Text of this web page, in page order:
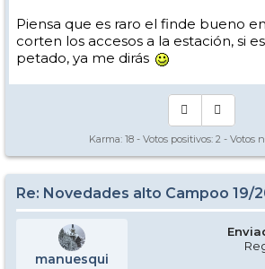
Piensa que es raro el finde bueno
corten los accesos a la estación, si
petado, ya me dirás
Karma: 18 - Votos positivos: 2 - Votos
Re: Novedades alto Campoo 19/
manuesqui